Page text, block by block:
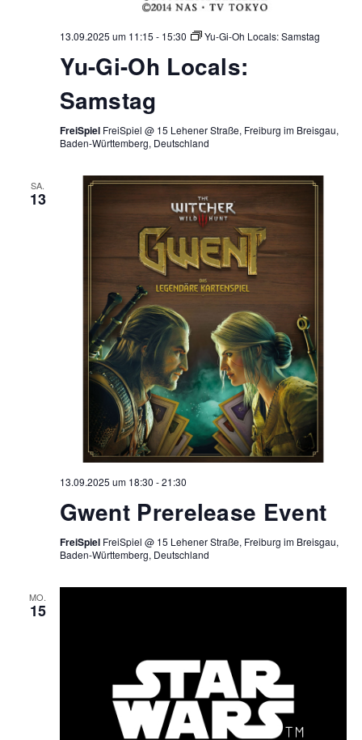
13.09.2025 um 11:15 - 15:30 Yu-Gi-Oh Locals: Samstag
Yu-Gi-Oh Locals:
Samstag
FreiSpiel FreiSpiel @ 15 Lehener Straße, Freiburg im Breisgau,
Baden-Württemberg, Deutschland
SA.
13
13.09.2025 um 18:30 -21:30
Gwent Prerelease Event
FreiSpiel FreiSpiel @ 15 Lehener Straße, Freiburg im Breisgau,
Baden-Württemberg, Deutschland
MO.
15